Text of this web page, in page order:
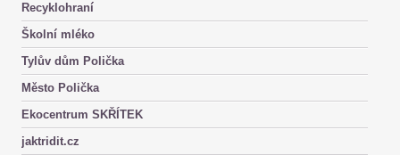
Recyklohraní
Školní mléko
Tylův dům Polička
Město Polička
Ekocentrum SKŘÍTEK
jaktridit.cz